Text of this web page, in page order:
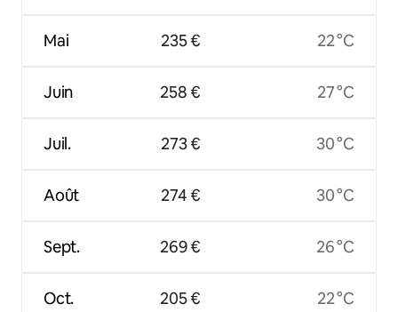
Mai
Juin
Juil.
Août
Sept.
Oct.
235 €
258 €
273 €
274 €
269 €
205 €
22 °C
27 °C
30 °C
30 °C
26 °C
22 °C